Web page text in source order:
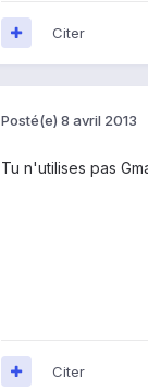
Citer
Posté(e) 8 avril 2013
Tu n'utilises pas
Citer